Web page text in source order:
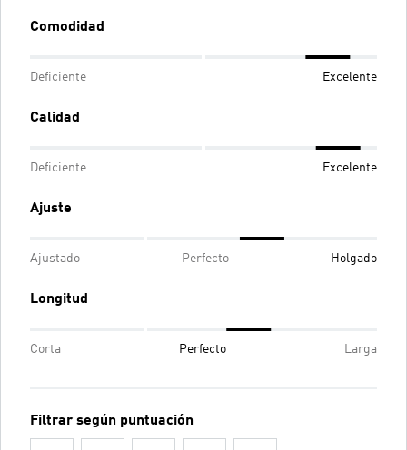
Comodidad
Deficiente Excelente
Calidad
Deficiente Excelente
Ajuste
Ajustado Perfecto Holgado
Longitud
Corta Perfecto Larga
Filtrar según puntuación